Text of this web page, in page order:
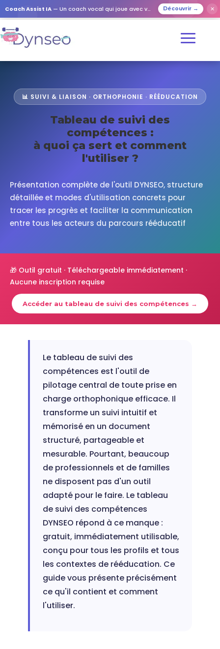
Coach Assist IA — Un coach vocal qui joue avec vos proches Découvrir → ✕
📊 SUIVI & LIAISON · ORTHOPHONIE · RÉÉDUCATION
Tableau de suivi des
compétences :
à quoi ça sert et comment
l'utiliser ?
Présentation complète de l'outil DYNSEO, structure
détaillée et modes d'utilisation concrets pour
tracer les progrès et faciliter la communication
entre tous les acteurs du parcours rééducatif
🎁 Outil gratuit · Téléchargeable immédiatement ·
Aucune inscription requise
Accéder au tableau de suivi des compétences →
Le tableau de suivi des
compétences est l'outil de
pilotage central de toute prise en
charge orthophonique efficace. Il
transforme un suivi intuitif et
mémorisé en un document
structuré, partageable et
mesurable. Pourtant, beaucoup
de professionnels et de familles
ne disposent pas d'un outil
adapté pour le faire. Le tableau
de suivi des compétences
DYNSEO répond à ce manque :
gratuit, immédiatement utilisable,
conçu pour tous les profils et tous
les contextes de rééducation. Ce
guide vous présente précisément
ce qu'il contient et comment
l'utiliser.